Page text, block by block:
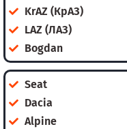
KrAZ (КрАЗ)
LAZ (ЛАЗ)
Bogdan
Seat
Dacia
Alpine